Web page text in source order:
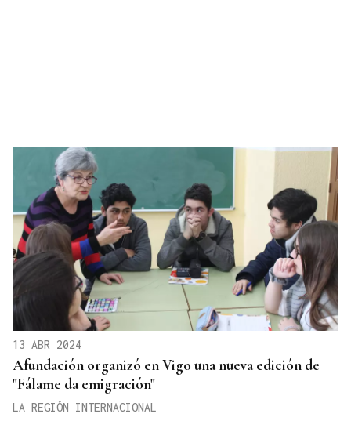
13 ABR 2024
Afundación organizó en Vigo una nueva edición de
"Fálame da emigración"
LA REGIÓN INTERNACIONAL